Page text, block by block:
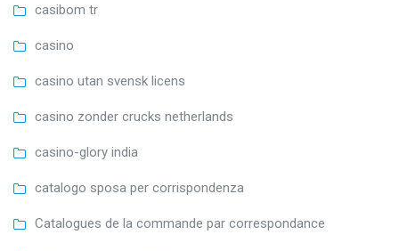
casibom tr
casino
casino utan svensk licens
casino zonder crucks netherlands
casino-glory india
catalogo sposa per corrispondenza
Catalogues de la commande par correspondance